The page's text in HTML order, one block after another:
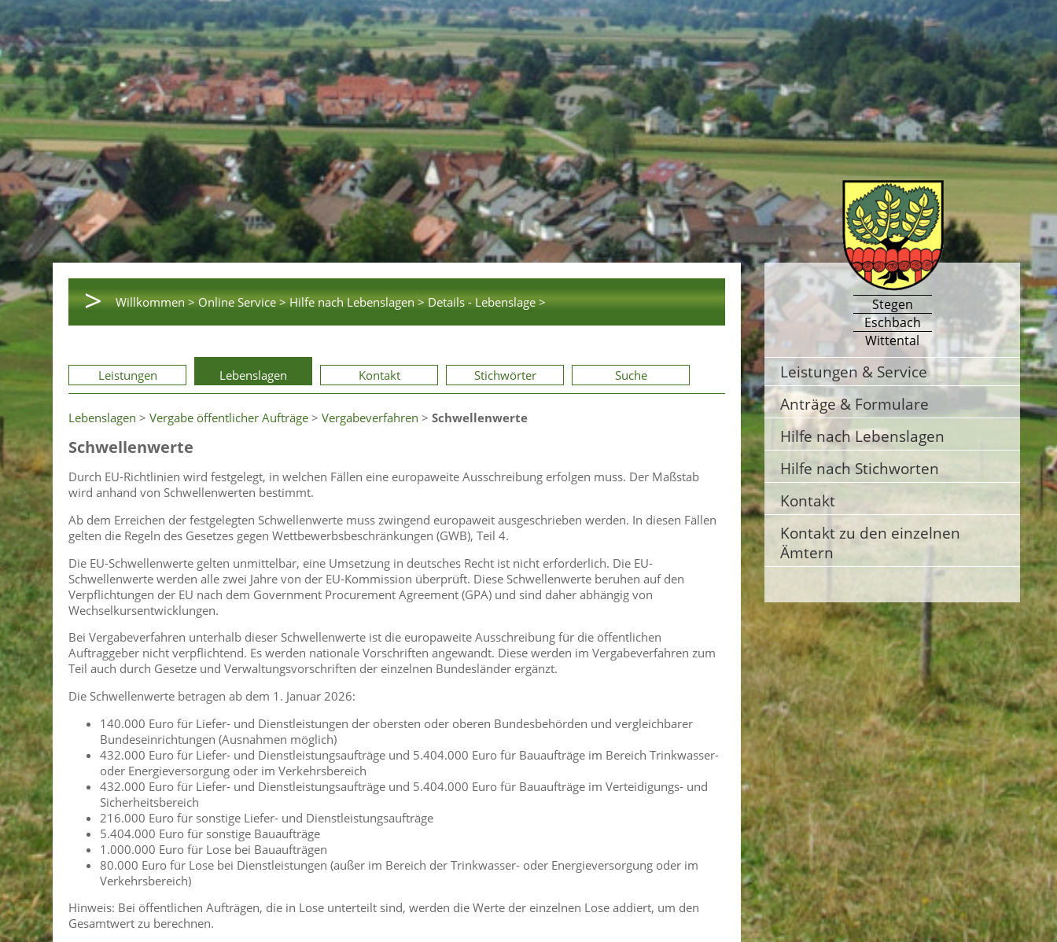
> Willkommen > Online Service > Hilfe nach Lebenslagen > Details - Lebenslage >
Leistungen Lebenslagen Kontakt Stichwörter Suche
Lebenslagen > Vergabe öffentlicher Aufträge > Vergabeverfahren > Schwellenwerte
Schwellenwerte
Durch EU-Richtlinien wird festgelegt, in welchen Fällen eine europaweite Ausschreibung erfolgen muss. Der Maßstab
wird anhand von Schwellenwerten bestimmt.
Ab dem Erreichen der festgelegten Schwellenwerte muss zwingend europaweit ausgeschrieben werden. In diesen Fällen
gelten die Regeln des Gesetzes gegen Wettbewerbsbeschränkungen (GWB), Teil 4.
Die EU-Schwellenwerte gelten unmittelbar, eine Umsetzung in deutsches Recht ist nicht erforderlich. Die EU-
Schwellenwerte werden alle zwei Jahre von der EU-Kommission überprüft. Diese Schwellenwerte beruhen auf den
Verpflichtungen der EU nach dem Government Procurement Agreement (GPA) und sind daher abhängig von
Wechselkursentwicklungen.
Bei Vergabeverfahren unterhalb dieser Schwellenwerte ist die europaweite Ausschreibung für die öffentlichen
Auftraggeber nicht verpflichtend. Es werden nationale Vorschriften angewandt. Diese werden im Vergabeverfahren zum
Teil auch durch Gesetze und Verwaltungsvorschriften der einzelnen Bundesländer ergänzt.
Die Schwellenwerte betragen ab dem 1. Januar 2026:
140.000 Euro für Liefer- und Dienstleistungen der obersten oder oberen Bundesbehörden und vergleichbarer
Bundeseinrichtungen (Ausnahmen möglich)
432.000 Euro für Liefer- und Dienstleistungsaufträge und 5.404.000 Euro für Bauaufträge im Bereich Trinkwasser-
oder Energieversorgung oder im Verkehrsbereich
432.000 Euro für Liefer- und Dienstleistungsaufträge und 5.404.000 Euro für Bauaufträge im Verteidigungs- und
Sicherheitsbereich
216.000 Euro für sonstige Liefer- und Dienstleistungsaufträge
5.404.000 Euro für sonstige Bauaufträge
1.000.000 Euro für Lose bei Bauaufträgen
80.000 Euro für Lose bei Dienstleistungen (außer im Bereich der Trinkwasser- oder Energieversorgung oder im
Verkehrsbereich)
Hinweis: Bei öffentlichen Aufträgen, die in Lose unterteilt sind, werden die Werte der einzelnen Lose addiert, um den
Gesamtwert zu berechnen.
Stegen
Eschbach
Wittental
Leistungen & Service
Anträge & Formulare
Hilfe nach Lebenslagen
Hilfe nach Stichworten
Kontakt
Kontakt zu den einzelnen
Ämtern